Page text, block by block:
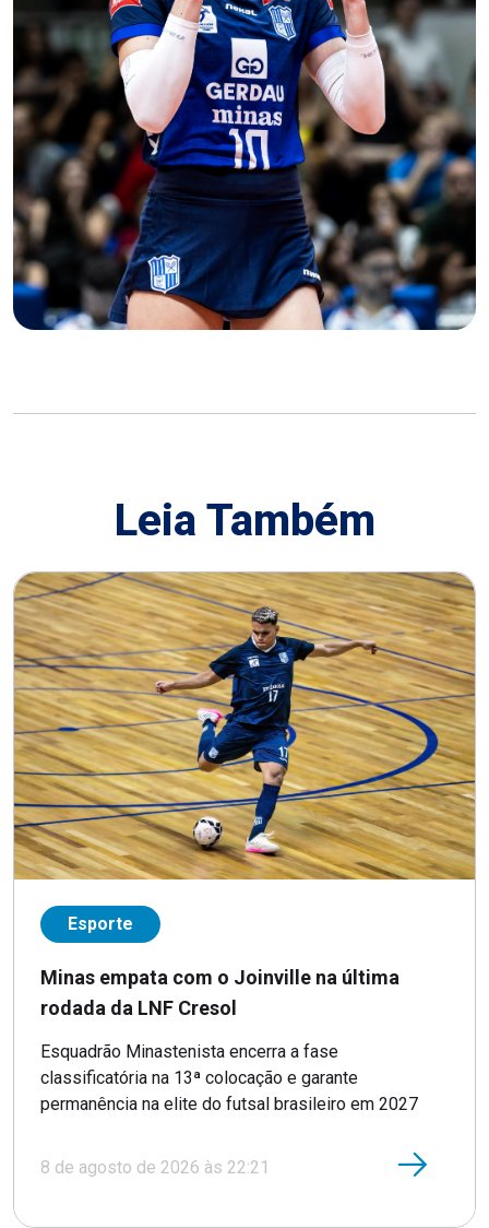
Leia Também
Esporte
Minas empata com o Joinville na última
rodada da LNF Cresol
Esquadrão Minastenista encerra a fase
classificatória na 13ª colocação e garante
permanência na elite do futsal brasileiro em 2027
8 de agosto de 2026 às 22:21